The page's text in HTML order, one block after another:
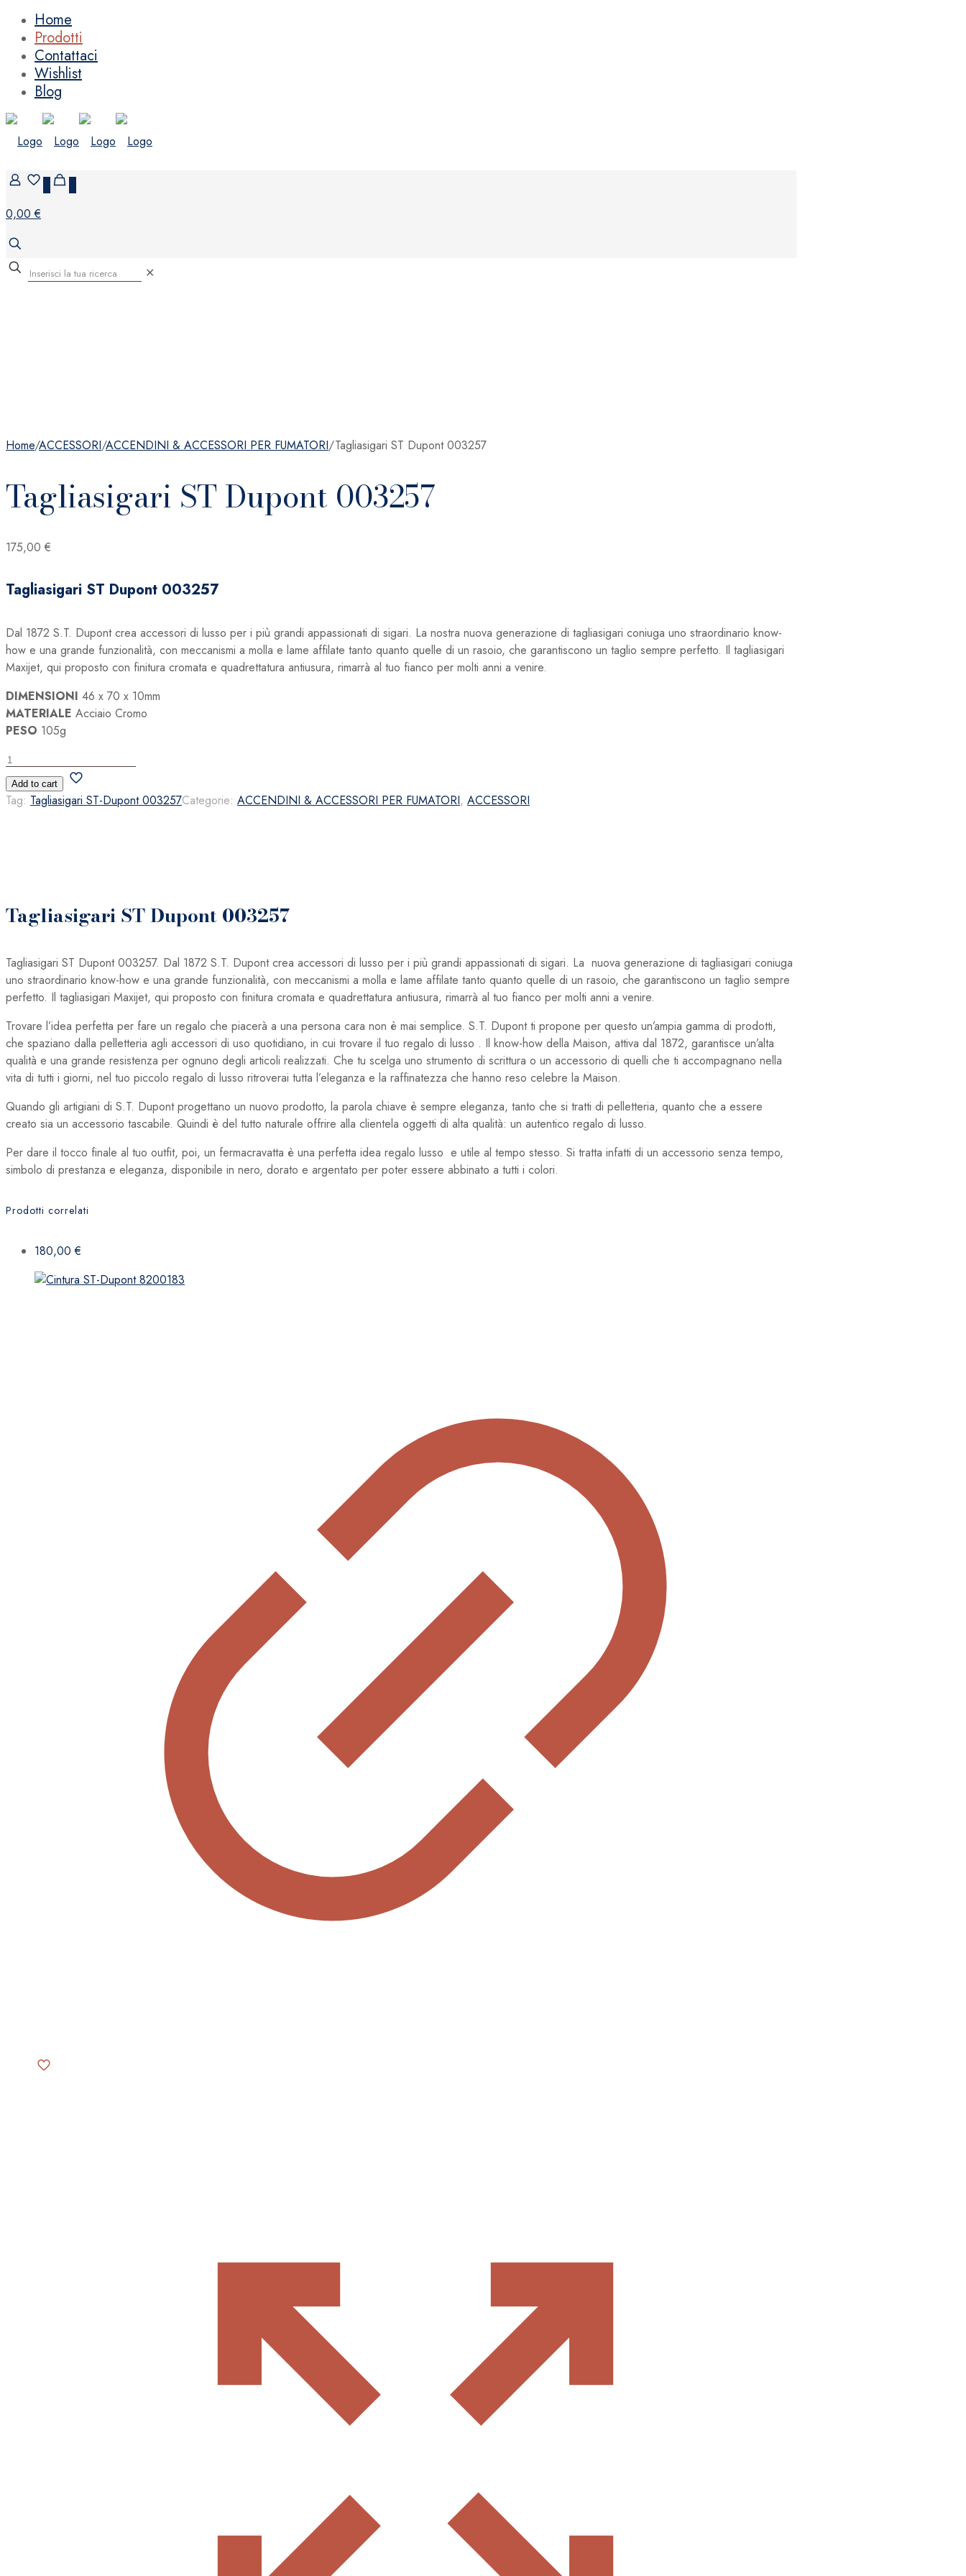
Home
Prodotti
Contattaci
Wishlist
Blog
0,00 €
✕
Home/ACCESSORI/ACCENDINI & ACCESSORI PER FUMATORI/Tagliasigari ST Dupont 003257
Tagliasigari ST Dupont 003257
175,00 €
Tagliasigari ST Dupont 003257
Dal 1872 S.T. Dupont crea accessori di lusso per i più grandi appassionati di sigari. La nostra nuova generazione di tagliasigari coniuga uno straordinario know-
how e una grande funzionalità, con meccanismi a molla e lame affilate tanto quanto quelle di un rasoio, che garantiscono un taglio sempre perfetto. Il tagliasigari
Maxijet, qui proposto con finitura cromata e quadrettatura antiusura, rimarrà al tuo fianco per molti anni a venire.
DIMENSIONI 46 x 70 x 10mm
MATERIALE Acciaio Cromo
PESO 105g
Tagliasigari
ST
Dupont
003257
Add to cart
Tag: Tagliasigari ST-Dupont 003257Categorie: ACCENDINI & ACCESSORI PER FUMATORI, ACCESSORI
Tagliasigari ST Dupont 003257
Tagliasigari ST Dupont 003257. Dal 1872 S.T. Dupont crea accessori di lusso per i più grandi appassionati di sigari. La nuova generazione di tagliasigari coniuga
uno straordinario know-how e una grande funzionalità, con meccanismi a molla e lame affilate tanto quanto quelle di un rasoio, che garantiscono un taglio sempre
perfetto. Il tagliasigari Maxijet, qui proposto con finitura cromata e quadrettatura antiusura, rimarrà al tuo fianco per molti anni a venire.
Trovare l’idea perfetta per fare un regalo che piacerà a una persona cara non è mai semplice. S.T. Dupont ti propone per questo un’ampia gamma di prodotti,
che spaziano dalla pelletteria agli accessori di uso quotidiano, in cui trovare il tuo regalo di lusso . Il know-how della Maison, attiva dal 1872, garantisce un’alta
qualità e una grande resistenza per ognuno degli articoli realizzati. Che tu scelga uno strumento di scrittura o un accessorio di quelli che ti accompagnano nella
vita di tutti i giorni, nel tuo piccolo regalo di lusso ritroverai tutta l’eleganza e la raffinatezza che hanno reso celebre la Maison.
Quando gli artigiani di S.T. Dupont progettano un nuovo prodotto, la parola chiave è sempre eleganza, tanto che si tratti di pelletteria, quanto che a essere
creato sia un accessorio tascabile. Quindi è del tutto naturale offrire alla clientela oggetti di alta qualità: un autentico regalo di lusso.
Per dare il tocco finale al tuo outfit, poi, un fermacravatta è una perfetta idea regalo lusso e utile al tempo stesso. Si tratta infatti di un accessorio senza tempo,
simbolo di prestanza e eleganza, disponibile in nero, dorato e argentato per poter essere abbinato a tutti i colori.
Prodotti correlati
180,00€